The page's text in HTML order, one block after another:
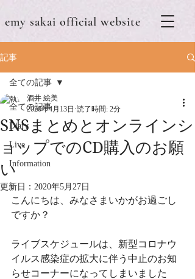
emy sakai official website
記事
全ての記事
Diary
Live
Information
全ての記事
SNSまとめとオンラインシ
ョップでのCD購入のお願
い
酒井 絵美
2020年4月13日 読了時間: 2分
更新日： 2020年5月27日
こんにちは、みなさまいかがお過ごし
ですか？
ライブスケジュールは、新型コロナウ
イルス感染症の拡大に伴う中止のお知
らせコーナーになってしまいました